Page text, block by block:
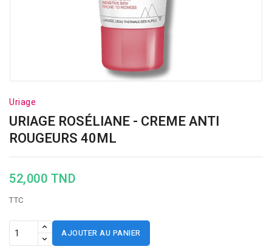
Uriage
URIAGE ROSÉLIANE - CREME ANTI
ROUGEURS 40ML
52,000 TND
TTC
AJOUTER AU PANIER